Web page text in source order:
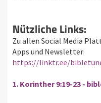
Nützliche Links:
Zu allen Social Media
Apps und Newsletter:
https://linktr.ee/
1. Korinther 9:19-23 -